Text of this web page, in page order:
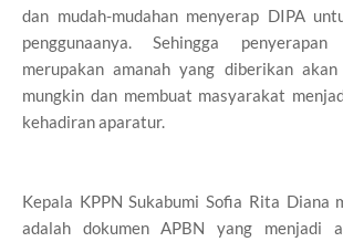
dan mudah-mudahan menyerap DIPA
penggunaanya. Sehingga
merupakan amanah yang diberikan
mungkin dan membuat masyarakat
kehadiran aparatur.
Kepala KPPN Sukabumi Sofia Rita Diana
adalah dokumen APBN yang menjadi